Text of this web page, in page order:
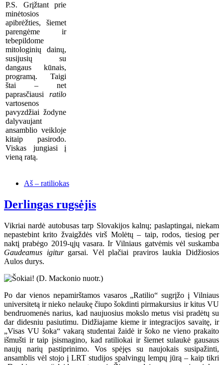
P.S. Grįžtant prie
minėtosios
apibrėžties, šiemet
parengėme ir
tebepildome
mitologinių dainų,
susijusių su
dangaus kūnais,
programą. Taigi
štai – net
paprasčiausi ratilo
vartosenos
pavyzdžiai žodyne
dalyvaujant
ansamblio veikloje
kitaip pasirodo.
Viskas jungiasi į
vieną ratą.
Aš – ratiliokas
Derlingas rugsėjis
Vikriai nardė autobusas tarp Slovakijos kalnų; paslaptingai, niekam
nepastebint krito žvaigždės virš Molėtų – taip, rodos, tiesiog per
naktį prabėgo 2019-ųjų vasara. Ir Vilniaus gatvėmis vėl suskamba
Gaudeamus igiturgarsai. Vėl plačiai praviros laukia Didžiosios
Aulos durys.
Po dar vienos nepamirštamos vasaros „Ratilio“ sugrįžo į Vilniaus
universitetą ir nieko nelaukę čiupo šokdinti pirmakursius ir kitus VU
bendruomenės narius, kad naujuosius mokslo metus visi pradėtų su
dar didesniu pasiutimu. Didžiajame kieme ir integracijos savaitę, ir
„Visas VU šoka“ vakarą studentai žaidė ir šoko ne vieno prakaito
išmušti ir taip įsismagino, kad ratiliokai ir šiemet sulaukė gausaus
naujų narių pastiprinimo. Vos spėjęs su naujokais susipažinti,
ansamblis vėl stojo į LRT studijos spalvingų lempų jūrą – kaip tikri